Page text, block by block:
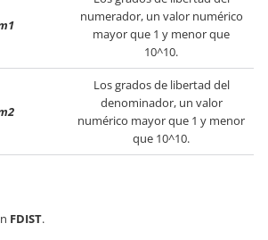
numerador, un valor numérico
mayor que 1 y menor que
10^10.
Los grados de libertad del
denominador, un valor
numérico mayor que 1 y menor
que 10^10.
FDIST.